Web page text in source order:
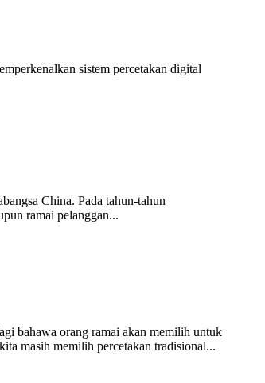
sistem percetakan digital
China. Pada tahun-tahun
ramai pelanggan...
bahawa orang ramai akan memilih untuk
masih memilih percetakan tradisional...